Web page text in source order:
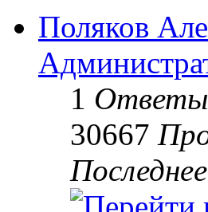
Поляков
1 Ответы
30667